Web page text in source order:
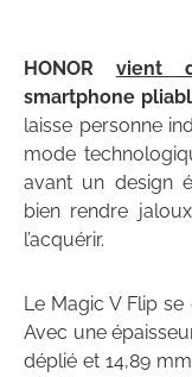
HONOR vient
smartphone
laisse personne
mode
avant un design
bien rendre
l’acquérir.
Le Magic V Flip
Avec une
déplié et 14,89